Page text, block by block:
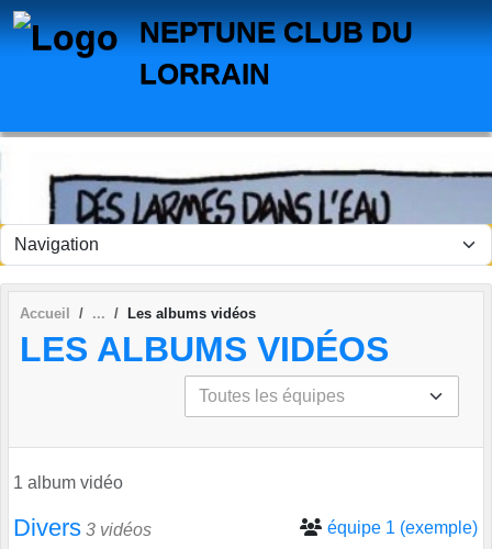
NEPTUNE CLUB DU
LORRAIN
Accueil Les albums vidéos
LES ALBUMS VIDÉOS
1 album vidéo
Divers 3 vidéos équipe 1 (exemple)
Panneau de gestion des cookies